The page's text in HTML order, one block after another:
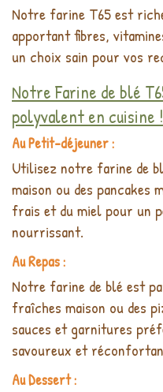
Notre farine T65 est
apportant fibres,
un choix sain pour vos
Notre Farine de blé
polyvalent en cuisine !
Au Petit-déjeuner :
Utilisez notre farine de
maison ou des pancakes
frais et du miel pour un
nourrissant.
Au Repas :
Notre farine de blé est
fraîches maison ou des
sauces et garnitures
savoureux et
Au Dessert :